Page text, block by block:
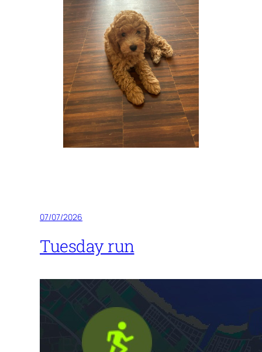
07/07/2026
Tuesday run